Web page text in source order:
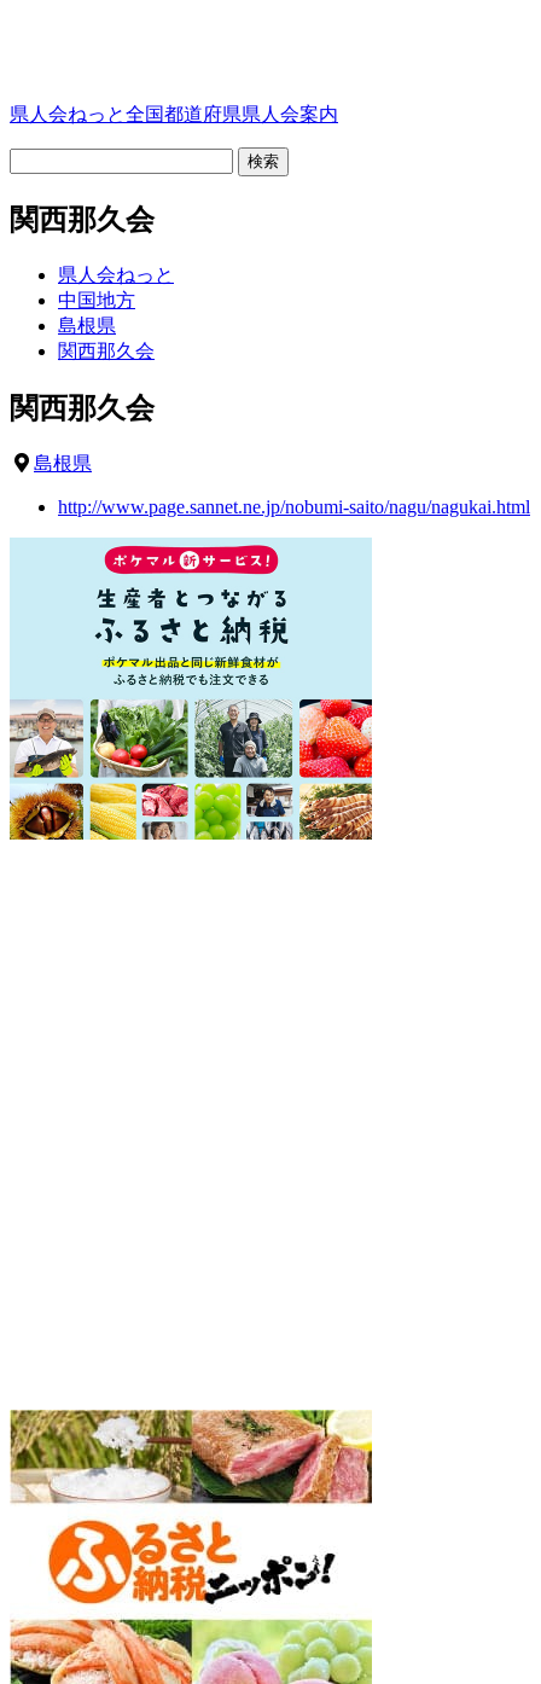
県人会ねっと全国都道府県県人会案内
関西那久会
県人会ねっと
中国地方
島根県
関西那久会
関西那久会
島根県
http://www.page.sannet.ne.jp/nobumi-saito/nagu/nagukai.html